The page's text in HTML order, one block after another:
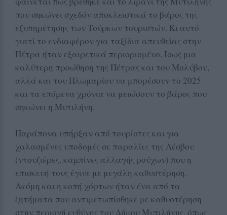
που σηκώνει σχεδόν αποκλειστικά το βάρος της
εξυπηρέτησης των Τούρκων τουριστών. Κι αυτό
γιατί το ενδιαφέρον για ταξίδια απευθείας στην
Πέτρα ήταν εξαιρετικά περιορισμένο. Ίσως μια
καλύτερη προώθηση της Πέτρας και του Μολύβου,
αλλά και του Πλωμαρίου να μπορέσουν το 2025
και τα επόμενα χρόνια να μειώσουν το βάρος που
σηκώνει η Μυτιλήνη.
Παράπονα υπήρξαν από τουρίστες και για
χαλασμένες υποδομές σε παραλίες της Λέσβου
(ντουζιέρες, καμπίνες αλλαγής ρούχων) που η
επισκευή τους έγινε με μεγάλη καθυστέρηση.
Ακόμη και η κοπή χόρτων ήταν ένα από τα
ζητήματα που αντιμετωπίσθηκε με καθυστέρηση
στην περιοχή ευθύνης του Δήμου Μυτιλήνης, όπως